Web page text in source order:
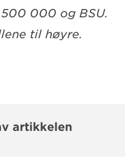
000 og BSU.
til høyre.
artikkelen